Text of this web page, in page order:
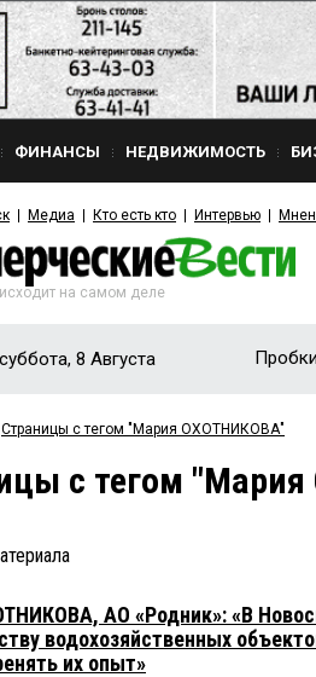
ФИНАНСЫ НЕДВИЖИМОСТЬ
Медиа Кто есть кто Интервью
на самом деле
8 Августа
Страницы c тегом "Мария ОХОТНИКОВА"
c тегом
АО «Родник»: «В
водохозяйственных
их опыт»